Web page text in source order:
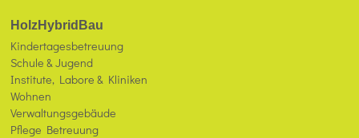
HolzHybridBau
Kindertagesbetreuung
Schule & Jugend
Institute, Labore & Kliniken
Wohnen
Verwaltungsgebäude
Pflege Betreuung